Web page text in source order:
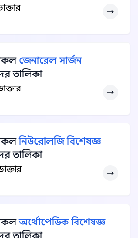
জেনারেল সার্জন
তালিকা
নিউরোলজি বিশেষজ্ঞ
তালিকা
অর্থোপেডিক বিশেষজ্ঞ